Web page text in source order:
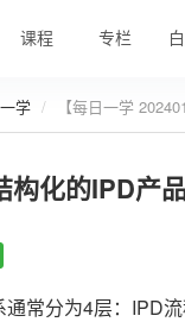
课程 专栏
学 【每日一学
构化的IPD
常分为4层：IPD